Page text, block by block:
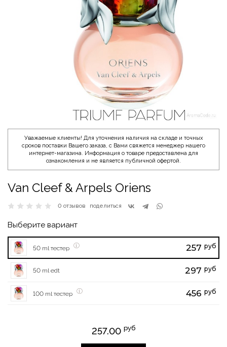
Уважаемые клиенты! Для уточнения наличия на складе и точных
сроков поставки Вашего заказа, с Вами свяжется менеджер нашего
интернет-магазина. Информация о товаре предоставлена для
ознакомления и не является публичной офертой.
Van Cleef & Arpels Oriens
0 отзывов поделиться
Выберите вариант
50 ml тестер 257 руб
50 ml edt 297 руб
100 ml тестер 456 руб
257.00 руб